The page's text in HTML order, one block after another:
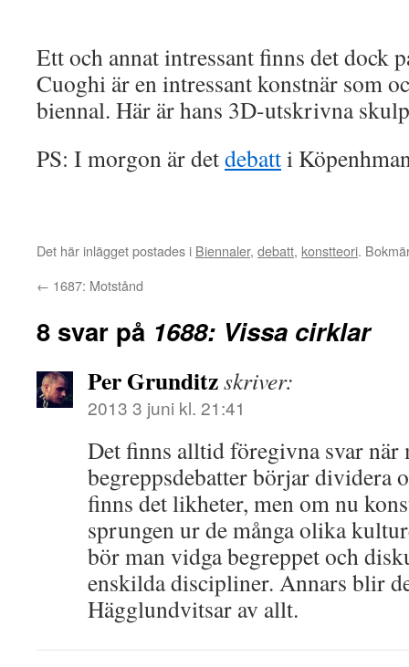
Ett och annat intressant finns det dock
Cuoghi är en intressant konstnär som
biennal. Här är hans 3D-utskrivna
PS: I morgon är detdebatti
Det här inlägget postades i Biennaler, debatt, konstteori.
← 1687: Motstånd
8 svar på 1688: Vissa cirklar
Per Grunditzskriver:
2013 3 juni kl. 21:41
Det finns alltid föregivna svar när
begreppsdebatter börjar dividera
finns det likheter, men om nu
sprungen ur de många olika
bör man vidga begreppet och
enskilda discipliner. Annars blir
Hägglundvitsar av allt.